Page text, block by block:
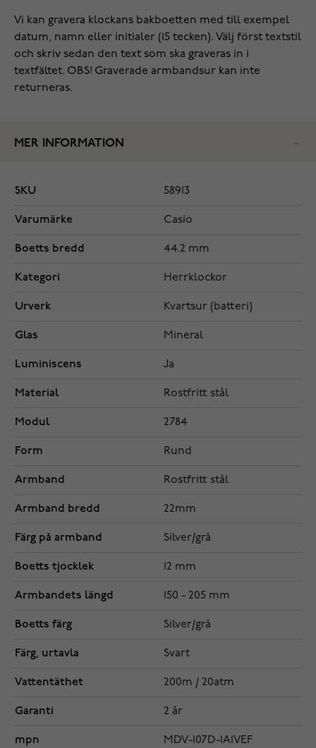
Vi kan gravera klockans bakboetten med till exempel
datum, namn eller initialer (15 tecken). Välj först textstil
och skriv sedan den text som ska graveras in i
textfältet. OBS! Graverade armbandsur kan inte
returneras.
MER INFORMATION
SKU 58913
Varumärke Casio
Boetts bredd 44.2 mm
Kategori Herrklockor
Urverk Kvartsur (batteri)
Glas Mineral
Luminiscens Ja
Material Rostfritt stål
Modul 2784
Form Rund
Armband Rostfritt stål
Armband bredd 22mm
Färg på armband Silver/grå
Boetts tjocklek 12 mm
Armbandets längd 150 - 205 mm
Boetts färg Silver/grå
Färg, urtavla Svart
Vattentäthet 200m / 20atm
Garanti 2 år
mpn MDV-107D-1A1VEF